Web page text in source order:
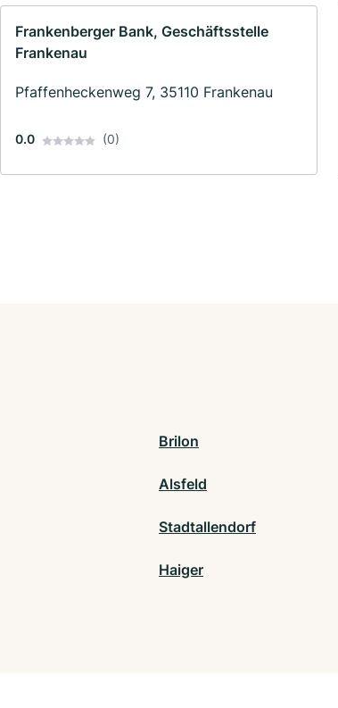
Frankenberger Bank, Geschäftsstelle
Frankenau
Pfaffenheckenweg 7, 35110 Frankenau
0.0 (0)
Brilon
Alsfeld
Stadtallendorf
Haiger